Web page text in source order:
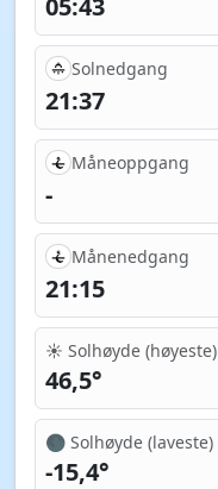
Solnedgang
21:37
Måneoppgang
-
Månenedgang
21:15
☀️ Solhøyde (høyeste)
46,5°
🌑 Solhøyde (laveste)
-15,4°